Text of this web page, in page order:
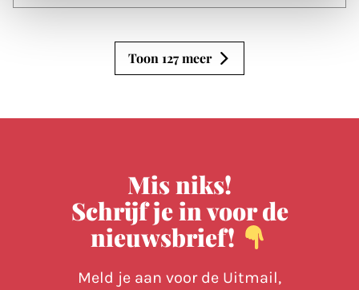
Toon 127 meer
Mis niks!
Schrijf je in voor de
nieuwsbrief!
Meld je aan voor de Uitmail,